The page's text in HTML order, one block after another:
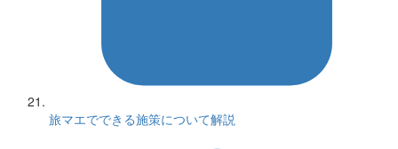
旅マエでできる施策について解説